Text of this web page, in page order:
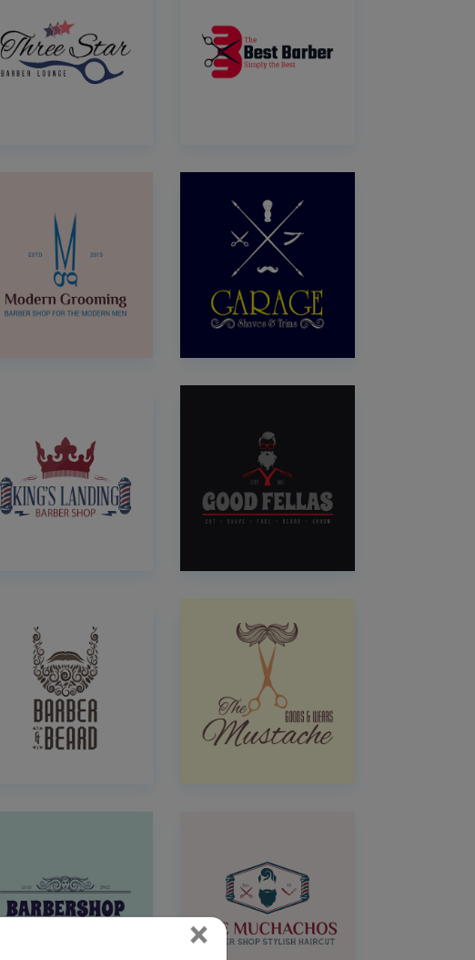
× Close